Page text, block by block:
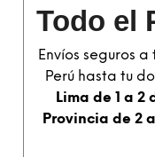
Todo el
Envíos seguros a
Perú hasta tu
Lima de 1 a 2
Provincia de 2